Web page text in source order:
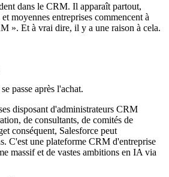
dans le CRM. Il apparaît partout,
moyennes entreprises commencent à
». Et à vrai dire, il y a une raison à cela.
passe après l'achat.
disposant d'administrateurs CRM
de consultants, de comités de
conséquent, Salesforce peut
C'est une plateforme CRM d'entreprise
massif et de vastes ambitions en IA via